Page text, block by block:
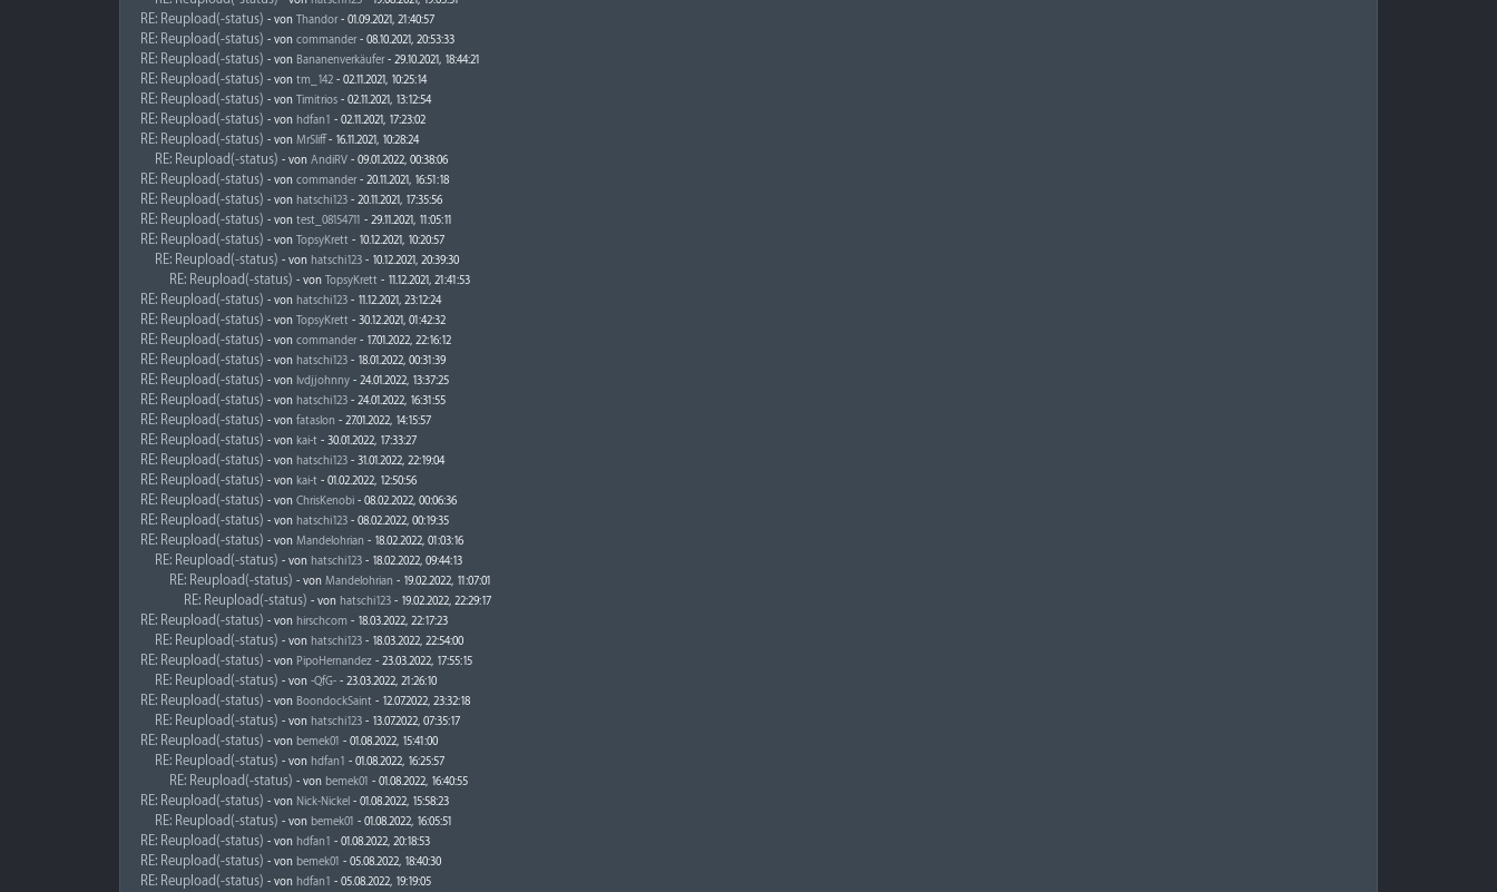
RE: Reupload(-status) - von Thandor- 01.09.2021, 21:40:57
RE: Reupload(-status) - von commander- 08.10.2021, 20:53:33
RE: Reupload(-status) - von Bananenverkäufer- 29.10.2021, 18:44:21
RE: Reupload(-status) - von tm_142 - 02.11.2021, 10:25:14
RE: Reupload(-status) - von Timitrios - 02.11.2021, 13:12:54
RE: Reupload(-status) - von hdfan1 - 02.11.2021, 17:23:02
RE: Reupload(-status) - von MrSliff- 16.11.2021, 10:28:24
RE: Reupload(-status) - von AndiRV - 09.01.2022, 00:38:06
RE: Reupload(-status) - von commander- 20.11.2021, 16:51:18
RE: Reupload(-status) - von hatschi123 - 20.11.2021, 17:35:56
RE: Reupload(-status) - von test_08154711 - 29.11.2021, 11:05:11
RE: Reupload(-status) - von TopsyKrett - 10.12.2021, 10:20:57
RE: Reupload(-status) - von hatschi123 - 10.12.2021, 20:39:30
RE: Reupload(-status) - von TopsyKrett - 11.12.2021, 21:41:53
RE: Reupload(-status) - von hatschi123 - 11.12.2021, 23:12:24
RE: Reupload(-status) - von TopsyKrett - 30.12.2021, 01:42:32
RE: Reupload(-status) - von commander- 17.01.2022, 22:16:12
RE: Reupload(-status) - von hatschi123 - 18.01.2022, 00:31:39
RE: Reupload(-status) - von lvdjjohnny - 24.01.2022, 13:37:25
RE: Reupload(-status) - von hatschi123 - 24.01.2022, 16:31:55
RE: Reupload(-status) - von fataslon - 27.01.2022, 14:15:57
RE: Reupload(-status) - von kai-t - 30.01.2022, 17:33:27
RE: Reupload(-status) - von hatschi123 - 31.01.2022, 22:19:04
RE: Reupload(-status) - von kai-t - 01.02.2022, 12:50:56
RE: Reupload(-status) - von ChrisKenobi - 08.02.2022, 00:06:36
RE: Reupload(-status) - von hatschi123 - 08.02.2022, 00:19:35
RE: Reupload(-status) - von Mandelohrian - 18.02.2022, 01:03:16
RE: Reupload(-status) - von hatschi123 - 18.02.2022, 09:44:13
RE: Reupload(-status) - von Mandelohrian - 19.02.2022, 11:07:01
RE: Reupload(-status) - von hatschi123 - 19.02.2022, 22:29:17
RE: Reupload(-status) - von hirschcom - 18.03.2022, 22:17:23
RE: Reupload(-status) - von hatschi123 - 18.03.2022, 22:54:00
RE: Reupload(-status) - von PipoHernandez - 23.03.2022, 17:55:15
RE: Reupload(-status) - von -QfG- - 23.03.2022, 21:26:10
RE: Reupload(-status) - von BoondockSaint - 12.07.2022, 23:32:18
RE: Reupload(-status) - von hatschi123 - 13.07.2022, 07:35:17
RE: Reupload(-status) - von bemek01 - 01.08.2022, 15:41:00
RE: Reupload(-status) - von hdfan1 - 01.08.2022, 16:25:57
RE: Reupload(-status) - von bemek01 - 01.08.2022, 16:40:55
RE: Reupload(-status) - von Nick-Nickel - 01.08.2022, 15:58:23
RE: Reupload(-status) - von bemek01 - 01.08.2022, 16:05:51
RE: Reupload(-status) - von hdfan1 - 01.08.2022, 20:18:53
RE: Reupload(-status) - von bemek01 - 05.08.2022, 18:40:30
RE: Reupload(-status) - von hdfan1 - 05.08.2022, 19:19:05